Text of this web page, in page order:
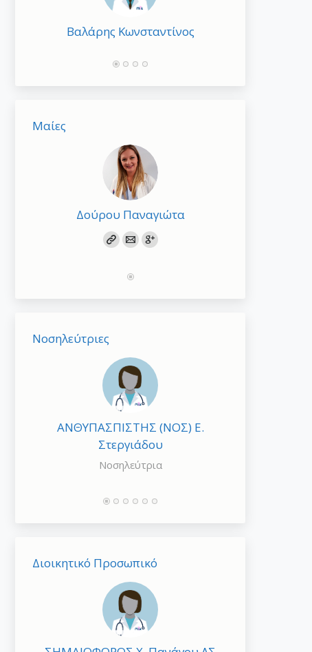
Βαλάρης Κωνσταντίνος
Μαίες
Δούρου Παναγιώτα
Νοσηλεύτριες
ΑΝΘΥΠΑΣΠΙΣΤΗΣ (ΝΟΣ) Ε.
Στεργιάδου
Νοσηλεύτρια
Διοικητικό Προσωπικό